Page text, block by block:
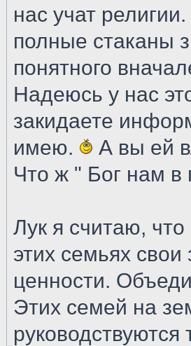
нас учат
полные стаканы
понятного
Надеюсь у нас
закидаете
имею.
А вы ей
Что ж " Бог нам
Лук я считаю,
этих семьях
ценности.
Этих семей на